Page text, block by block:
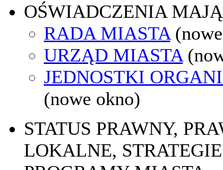
OŚWIADCZENIA
RADA MIASTA
URZĄD MIASTA
JEDNOSTKI
(nowe okno)
STATUS PRAWNY,
LOKALNE,